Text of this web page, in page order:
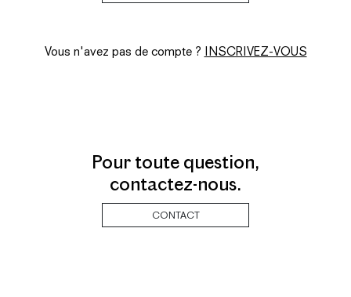
Vous n'avez pas de compte ? INSCRIVEZ-VOUS
Pour toute question,
contactez-nous.
CONTACT